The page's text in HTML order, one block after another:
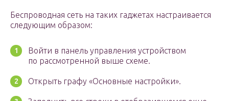
Беспроводная сеть на таких гаджетах настраивается
следующим образом:
Войти в панель управления устройством
по рассмотренной выше схеме.
Открыть графу «Основные настройки».